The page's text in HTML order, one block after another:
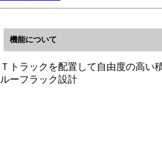
機能について
Ｔトラックを配置して自由度の高い
ルーフラック設計